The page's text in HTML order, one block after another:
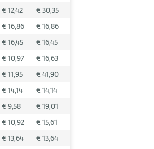
€ 12,42
€ 30,35
€ 16,86
€ 16,86
€ 16,45
€ 16,45
€ 10,97
€ 16,63
€ 11,95
€ 41,90
€ 14,14
€ 14,14
€ 9,58
€ 19,01
€ 10,92
€ 15,61
€ 13,64
€ 13,64